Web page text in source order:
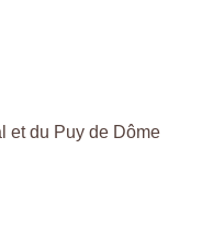
et du Puy de Dôme